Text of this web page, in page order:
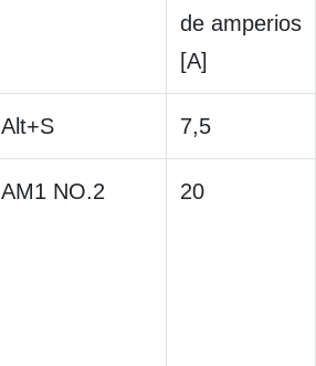
de amperios
[A]
Alt+S 7,5
AM1 NO.2 20